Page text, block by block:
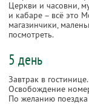
Церкви и часовни,
и кабаре – всё это
магазинчики,
посмотреть.
5 день
Завтрак в гостинице.
Освобождение
По желанию